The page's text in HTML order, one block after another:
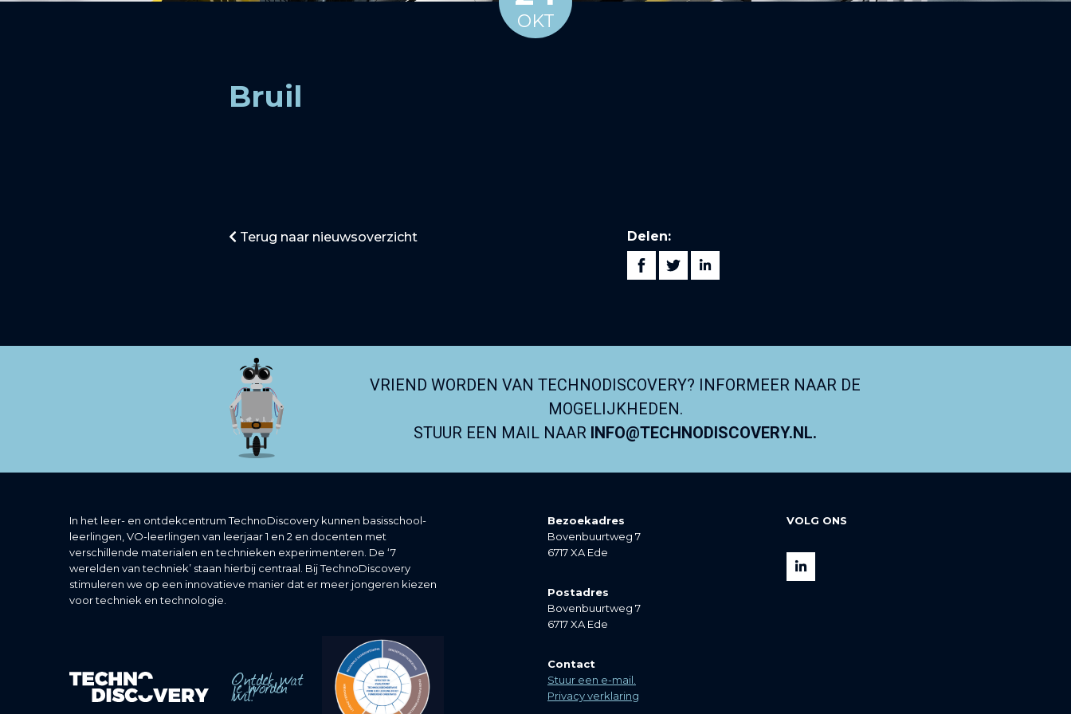
OKT
Bruil
Terug naar nieuwsoverzicht Delen:
VRIEND WORDEN VAN TECHNODISCOVERY? INFORMEER NAAR DE
MOGELIJKHEDEN.
STUUR EEN MAIL NAAR INFO@TECHNODISCOVERY.NL.
In het leer- en ontdekcentrum TechnoDiscovery kunnen basisschool-
leerlingen, VO-leerlingen van leerjaar 1 en 2 en docenten met
verschillende materialen en technieken experimenteren. De ‘7
werelden van techniek’ staan hierbij centraal. Bij TechnoDiscovery
stimuleren we op een innovatieve manier dat er meer jongeren kiezen
voor techniek en technologie.
Ontdek wat
je worden
wil!
Bezoekadres
Bovenbuurtweg 7
6717 XA Ede
Postadres
Bovenbuurtweg 7
6717 XA Ede
Contact
Stuur een e-mail.
Privacy verklaring
VOLG ONS